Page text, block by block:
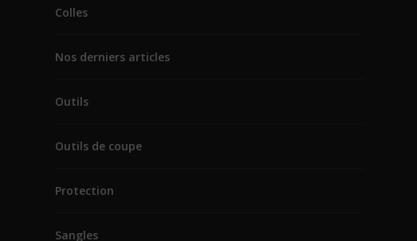
Colles
Nos derniers articles
Outils
Outils de coupe
Protection
Sangles